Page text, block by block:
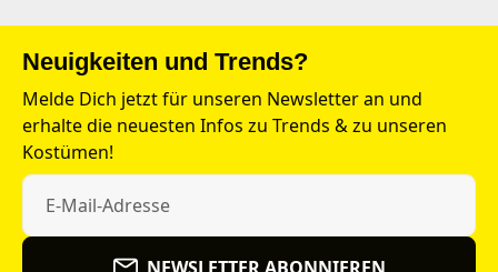
Neuigkeiten und Trends?
Melde Dich jetzt für unseren Newsletter an und
erhalte die neuesten Infos zu Trends & zu unseren
Kostümen!